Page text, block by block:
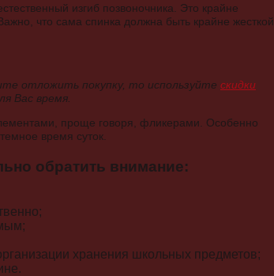
изгиб позвоночника. Это крайне
что сама спинка должна быть крайне жесткой
отложить покупку, то используйте скидки
Вас время.
проще говоря, фликерами. Особенно
время суток.
обратить внимание:
хранения школьных предметов;